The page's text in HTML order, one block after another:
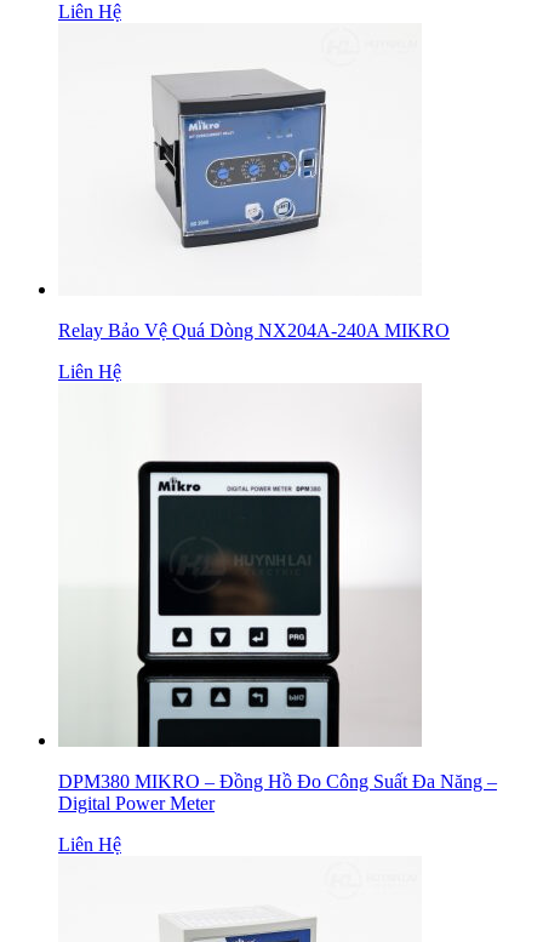
Liên Hệ
Relay Bảo Vệ Quá Dòng NX204A-240A MIKRO
Liên Hệ
DPM380 MIKRO – Đồng Hồ Đo Công Suất Đa Năng –
Digital Power Meter
Liên Hệ